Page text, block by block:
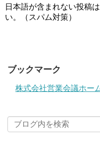
日本語が含まれない投稿
い。（スパム対策）
ブックマーク
株式会社営業会議ホー